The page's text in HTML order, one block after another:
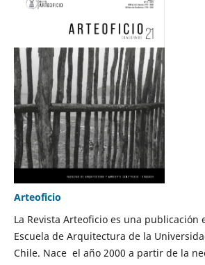
Arteoficio
La Revista Arteoficio es una publicación
Escuela de Arquitectura de la
Chile. Nace el año 2000 a partir de la